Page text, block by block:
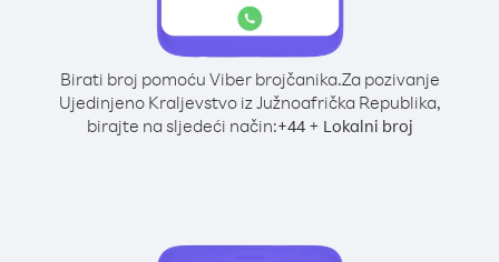
Birati broj pomoću Viber brojčanika.Za pozivanje
Ujedinjeno Kraljevstvo iz Južnoafrička Republika,
birajte na sljedeći način:+44+ Lokalni broj